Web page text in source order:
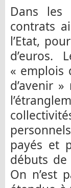
Dans les
contrats
l’Etat,
d’euros.
« emplois
d’avenir
payés et
débuts
On n’est